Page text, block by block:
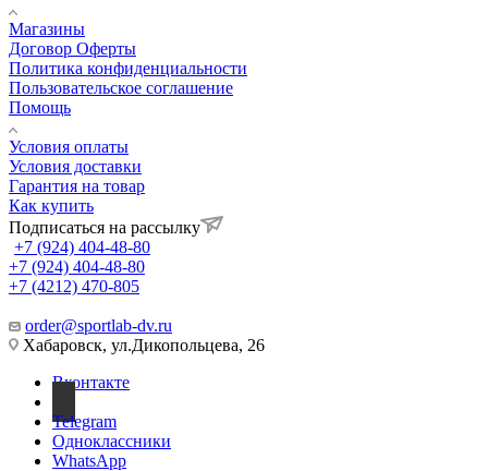
Магазины
Договор Оферты
Политика конфиденциальности
Пользовательское соглашение
Помощь
Условия оплаты
Условия доставки
Гарантия на товар
Как купить
Подписаться на рассылку
+7 (924) 404-48-80
+7 (924) 404-48-80
+7 (4212) 470-805
order@sportlab-dv.ru
Хабаровск, ул.Дикопольцева, 26
Вконтакте
Telegram
Одноклассники
WhatsApp